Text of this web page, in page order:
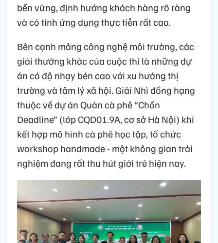
bền vững, định hướng khách hàng rõ ràng
và có tính ứng dụng thực tiễn rất cao.
Bên cạnh mảng công nghệ môi trường, các
giải thưởng khác của cuộc thi là nhữngdự
án có độ nhạy bén cao với xu hướng thị
trường và tâm lý xã hội. Giải Nhì đồng hạng
thuộc về dự án Quán cà phê “Chốn
Deadline” (lớp CQD01.9A, cơ sở Hà Nội) khi
kết hợp mô hình cà phê học tập, tổ chức
workshop handmade - một không gian trải
nghiệm đang rất thu hút giới trẻ hiện nay.